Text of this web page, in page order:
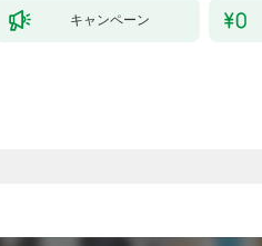
キャンペーン